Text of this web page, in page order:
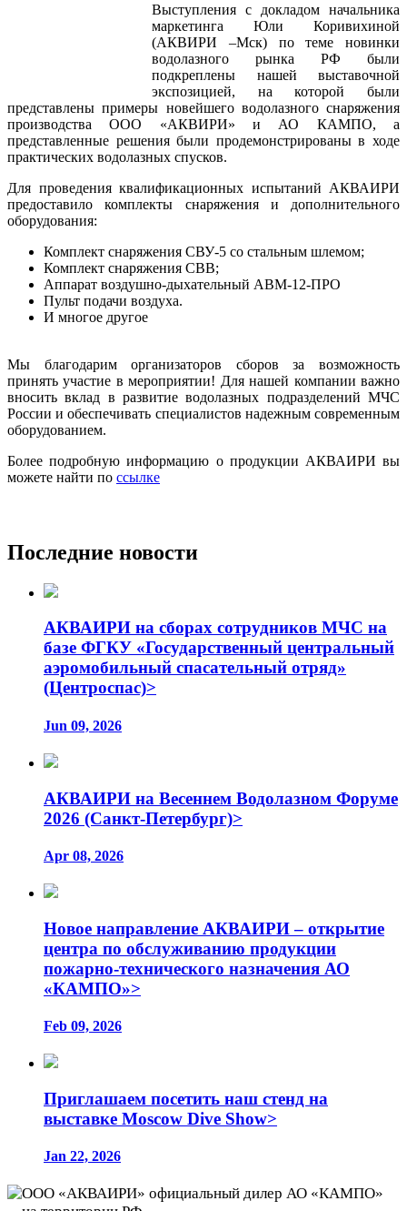
Выступления с докладом начальника
маркетинга Юли Коривихиной
(АКВИРИ –Мск) по теме новинки
водолазного рынка РФ были
подкреплены нашей выставочной
экспозицией, на которой были
представлены примеры новейшего водолазного снаряжения
производства ООО «АКВИРИ» и АО КАМПО, а
представленные решения были продемонстрированы в ходе
практических водолазных спусков.
Для проведения квалификационных испытаний АКВАИРИ
предоставило комплекты снаряжения и дополнительного
оборудования:
Комплект снаряжения СВУ-5 со стальным шлемом;
Комплект снаряжения СВВ;
Аппарат воздушно-дыхательный АВМ-12-ПРО
Пульт подачи воздуха.
И многое другое
Мы благодарим организаторов сборов за возможность
принять участие в мероприятии! Для нашей компании важно
вносить вклад в развитие водолазных подразделений МЧС
России и обеспечивать специалистов надежным современным
оборудованием.
Более подробную информацию о продукции АКВАИРИ вы
можете найти по ссылке
Последние новости
АКВАИРИ на сборах сотрудников МЧС на
базе ФГКУ «Государственный центральный
аэромобильный спасательный отряд»
(Центроспас)>
Jun 09, 2026
АКВАИРИ на Весеннем Водолазном Форуме
2026 (Санкт-Петербург)>
Apr 08, 2026
Новое направление АКВАИРИ – открытие
центра по обслуживанию продукции
пожарно-технического назначения АО
«КАМПО»>
Feb 09, 2026
Приглашаем посетить наш стенд на
выставке Moscow Dive Show>
Jan 22, 2026
ООО «АКВАИРИ» официальный дилер АО «КАМПО»